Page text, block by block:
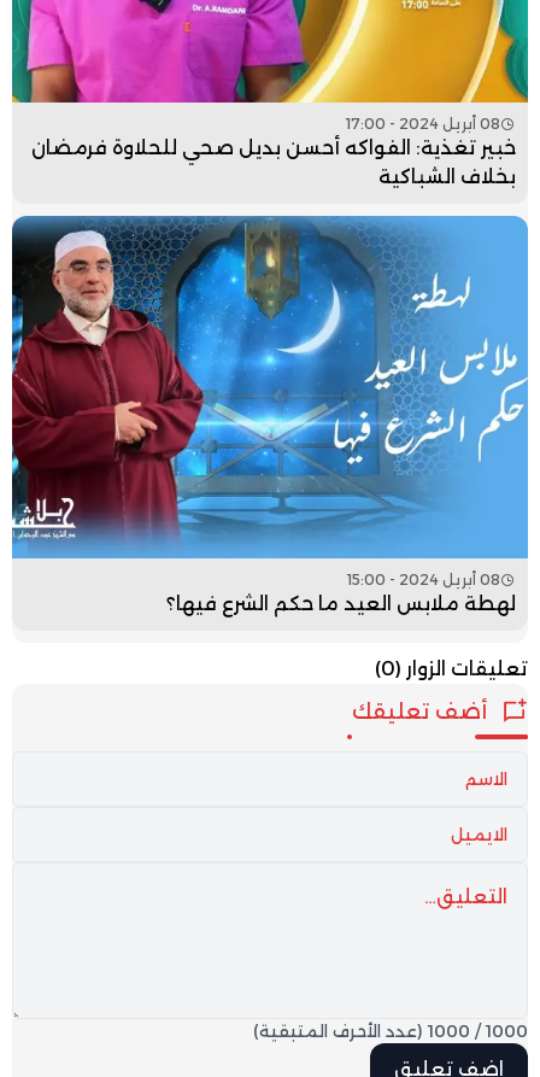
08 أبريل 2024 - 17:00
خبير تغذية: الفواكه أحسن بديل صحي للحلاوة فرمضان
بخلاف الشباكية
08 أبريل 2024 - 15:00
لهطة ملابس العيد ما حكم الشرع فيها؟
تعليقات الزوار (0)
أضف تعليقك
1000
/
1000 (عدد الأحرف المتبقية)